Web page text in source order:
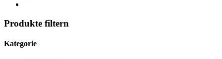
Produkte filtern
Kategorie